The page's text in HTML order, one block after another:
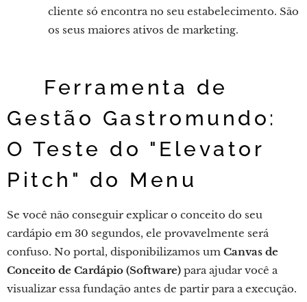
cliente só encontra no seu estabelecimento. São
os seus maiores ativos de marketing.
💡 Ferramenta de
Gestão Gastromundo:
O Teste do "Elevator
Pitch" do Menu
Se você não conseguir explicar o conceito do seu
cardápio em 30 segundos, ele provavelmente será
confuso. No portal, disponibilizamos um Canvas de
Conceito de Cardápio (Software) para ajudar você a
visualizar essa fundação antes de partir para a execução.